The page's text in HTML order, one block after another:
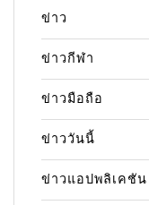
ข่าว
ข่าวกีฬา
ข่าวมือถือ
ข่าววันนี้
ข่าวแอปพลิเคชัน